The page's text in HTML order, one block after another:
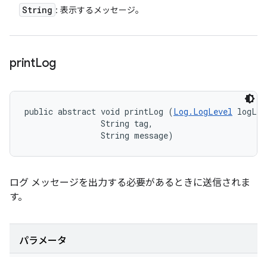
String : 表示するメッセージ。
printLog
public abstract void printLog (Log.LogLevel
                String tag,
                String message)
ログ メッセージを出力する必要があるときに送信されま
す。
パラメータ